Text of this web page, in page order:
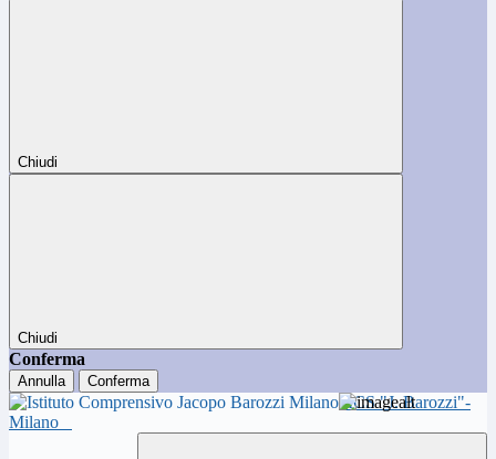
Chiudi
Chiudi
Conferma
Annulla Conferma
ICS "J. Barozzi"-
Milano